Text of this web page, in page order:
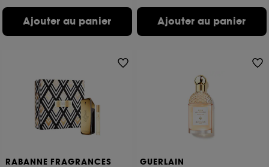
Ajouter au panier Ajouter au panier
RABANNE FRAGRANCES
GUERLAIN